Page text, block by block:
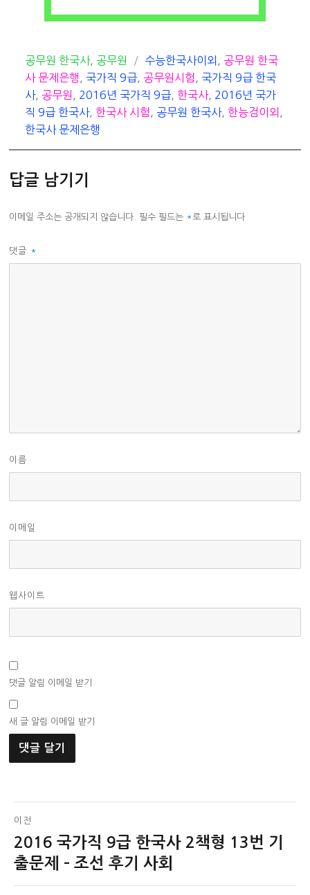
카
테
고
리
공무원 한국사, 공무원
태
그
수능한국사이외
공무원 한국
사 문제은행
국가직 9급 공무원시험
국가직 9급 한국
사, 공무원 2016년 국가직 9급 ,한국사, 2016년 국가
직 9급 한국사,한국사 시험 공무원 한국사,한능검이외
한국사 문제은행
답글 남기기
이메일 주소는 공개되지 않습니다. 필수 필드는 *로 표시됩니다
댓글 *
이름
이메일
웹사이트
댓글 알림 이메일 받기
새 글 알림 이메일 받기
글
탐
색
이전
이
전
2016 국가직 9급 한국사 2책형 13번 기
출문제 – 조선 후기 사회